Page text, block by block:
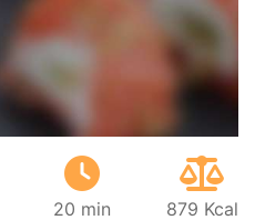
20 min 879 Kcal